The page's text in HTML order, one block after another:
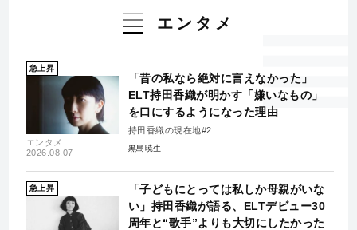
エンタメ
急上昇
エンタメ
2026.08.07
「昔の私なら絶対に言えなかった」
ELT持田香織が明かす「嫌いなもの」
を口にするようになった理由
持田香織の現在地#2
黒島暁生
急上昇
「子どもにとっては私しか母親がいな
い」持田香織が語る、ELTデビュー30
周年と“歌手”よりも大切にしたかった